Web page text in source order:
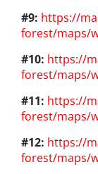
#9: https://
forest/maps/
#10: https://
forest/maps/
#11: https://
forest/maps/
#12: https://
forest/maps/